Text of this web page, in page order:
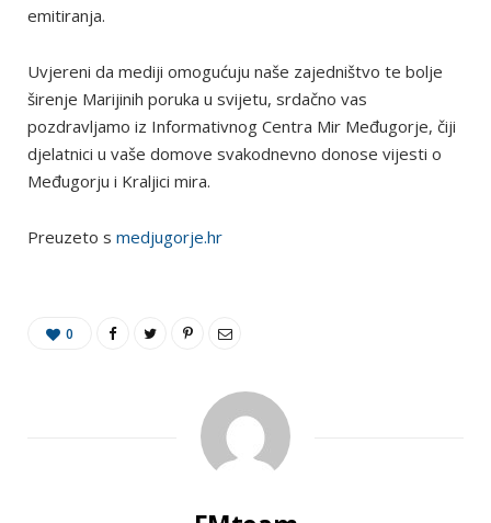
emitiranja.
Uvjereni da mediji omogućuju naše zajedništvo te bolje
širenje Marijinih poruka u svijetu, srdačno vas
pozdravljamo iz Informativnog Centra Mir Međugorje, čiji
djelatnici u vaše domove svakodnevno donose vijesti o
Međugorju i Kraljici mira.
Preuzeto s medjugorje.hr
0